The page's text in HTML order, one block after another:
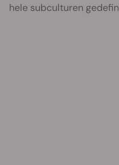
hele subculturen